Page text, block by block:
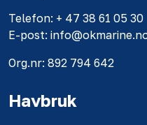
Telefon: + 47 38 61 05 30
E-post:
Org.nr: 892 794 642
Havbruk